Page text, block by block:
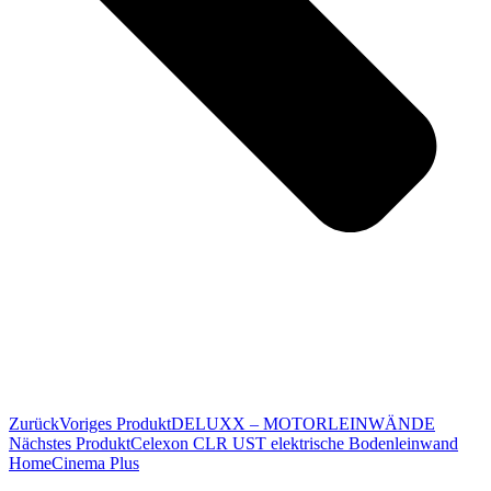
ZurückVoriges ProduktDELUXX – MOTORLEINWÄNDE
Nächstes ProduktCelexon CLR UST elektrische Bodenleinwand
HomeCinema Plus